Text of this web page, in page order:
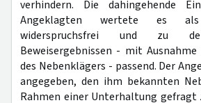
verhindern. Die dahingehende
Angeklagten wertete es als
widerspruchsfrei und zu
Beweisergebnissen - mit Ausnahme
des Nebenklägers - passend. Der
angegeben, den ihm bekannten
Rahmen einer Unterhaltung gefragt